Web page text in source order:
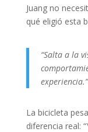
Juang no
qué eligió esta
“Salta a la
experiencia.”
La bicicleta pesa
diferencia real: